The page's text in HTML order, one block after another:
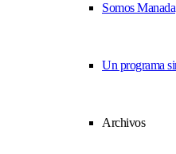
Somos Manada
Un programa
Archivos